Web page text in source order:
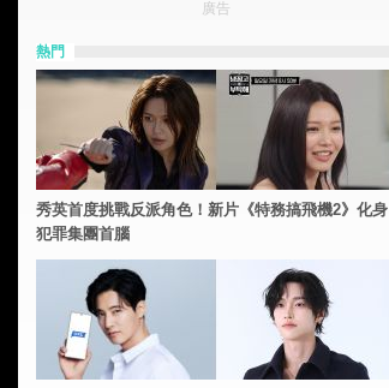
廣告
熱門
秀英首度挑戰反派角色！新片《特務搞飛機2》化身
犯罪集團首腦